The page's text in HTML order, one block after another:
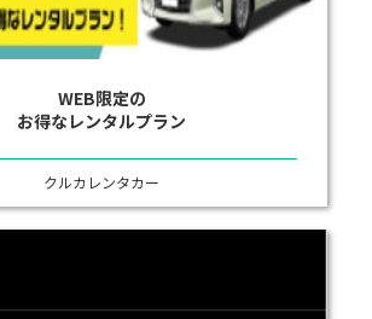
WEB限定の
お得なレンタルプラン
クルカレンタカー